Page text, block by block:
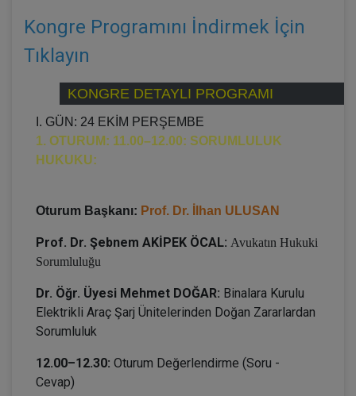
Kongre Programını İndirmek İçin
Tıklayın
KONGRE DETAYLI PROGRAMI
I. GÜN: 24 EKİM PERŞEMBE
1. OTURUM: 11.00–12.00: SORUMLULUK
HUKUKU:
Oturum Başkanı: Prof. Dr. İlhan ULUSAN
Prof. Dr. Şebnem AKİPEK ÖCAL: Avukatın Hukuki
Sorumluluğu
Dr. Öğr. Üyesi Mehmet DOĞAR: Binalara Kurulu
Elektrikli Araç Şarj Ünitelerinden Doğan Zararlardan
Sorumluluk
12.00–12.30: Oturum Değerlendirme (Soru -
Cevap)